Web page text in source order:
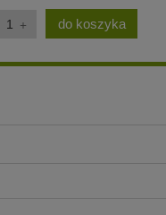
do koszyka